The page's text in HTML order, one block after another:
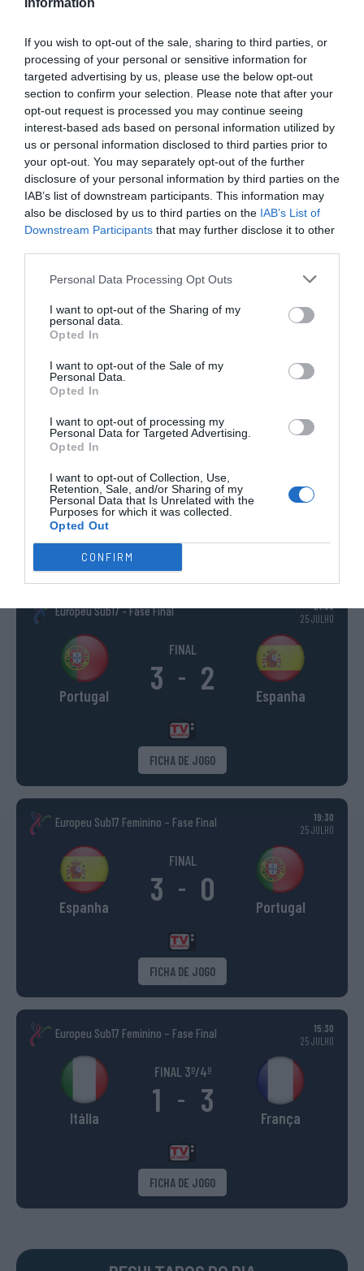
Information
If you wish to opt-out of the sale, sharing to third parties, or
processing of your personal or sensitive information for
targeted advertising by us, please use the below opt-out
section to confirm your selection. Please note that after your
opt-out request is processed you may continue seeing
interest-based ads based on personal information utilized by
us or personal information disclosed to third parties prior to
your opt-out. You may separately opt-out of the further
disclosure of your personal information by third parties on the
IAB’s list of downstream participants. This information may
also be disclosed by us to third parties on the IAB’s List of
Downstream Participants that may further disclose it to other
Personal Data Processing Opt Outs
I want to opt-out of the Sharing of my
personal data.
Opted In
I want to opt-out of the Sale of my
Personal Data.
Opted In
I want to opt-out of processing my
Personal Data for Targeted Advertising.
Opted In
I want to opt-out of Collection, Use,
Retention, Sale, and/or Sharing of my
Personal Data that Is Unrelated with the
Purposes for which it was collected.
Opted Out
CONFIRM
COMPETIÇÕES NACIONAIS
CAMP
PLACARD
DIVISÃO
DIVISÃO
CAMP
FEMININO
TAÇAS
DIVERSAS
TORNEIOS 3x3 MASCULINO MASTERS
COMPETIÇÕES INTERNACIONAIS
WSE MEN
CHAMPIONS
ESPANHA
TODAS AS COMPETIÇÕES
Europeu Sub17 - Fase Final
21:30
25 JULHO
Portugal
FINAL
3 - 2 Espanha
FICHA DE JOGO
Europeu Sub17 Feminino – Fase Final
19:30
25 JULHO
Espanha
FINAL
3 - 0 Portugal
FICHA DE JOGO
Europeu Sub17 Feminino – Fase Final
15:30
25 JULHO
Itália
FINAL 3º/4º
1 - 3 França
FICHA DE JOGO